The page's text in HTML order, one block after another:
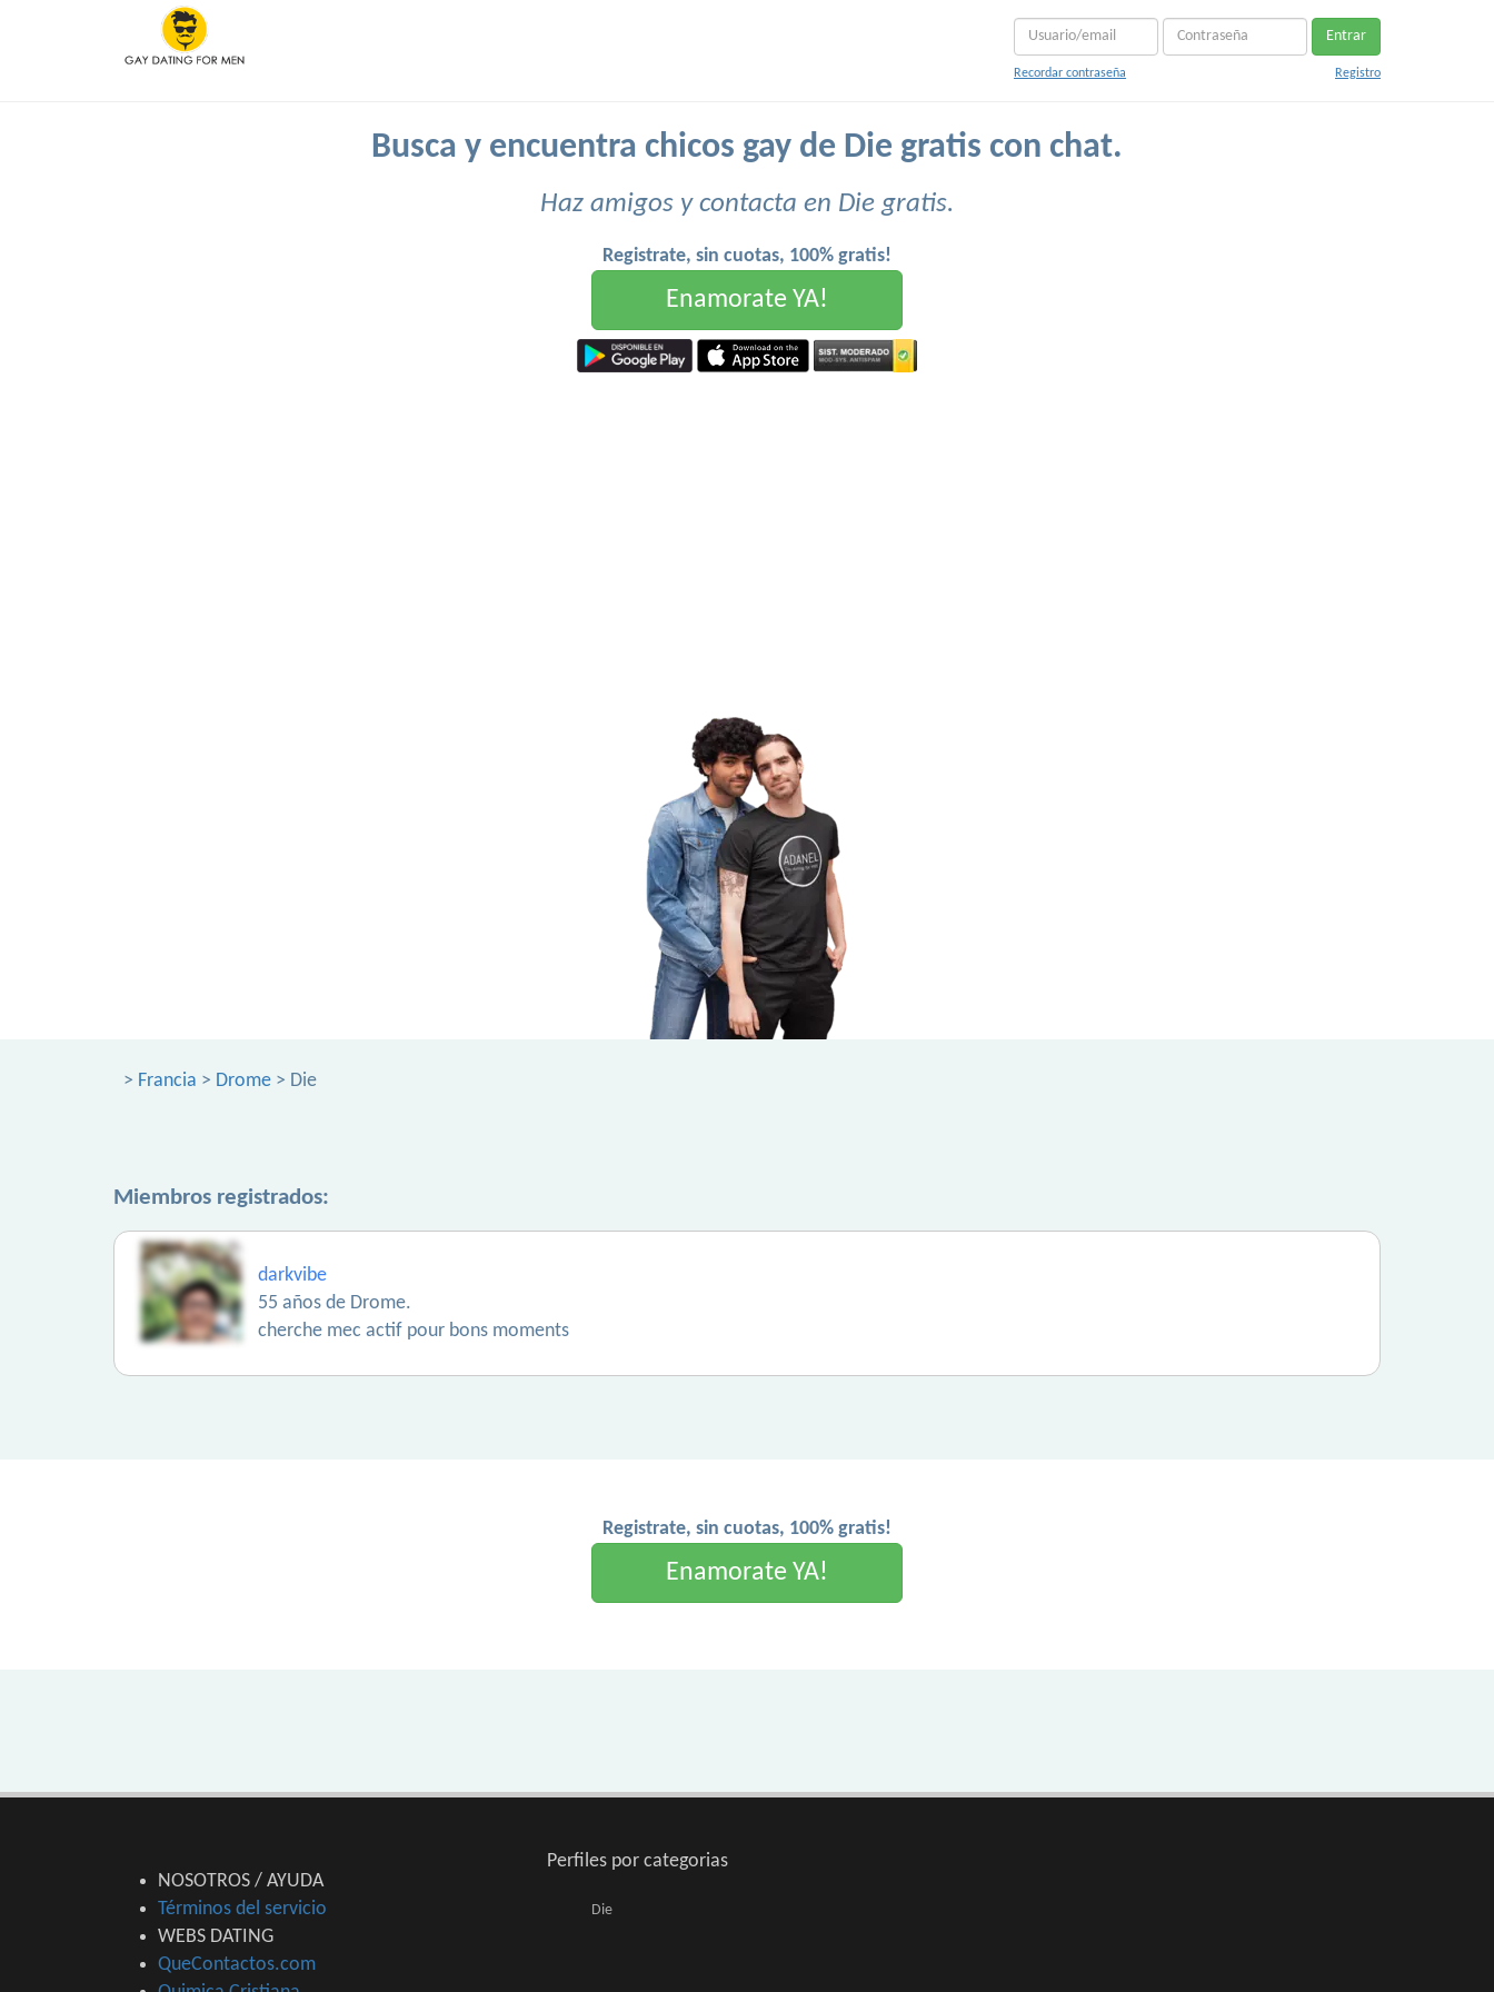
Entrar
Recordar contraseña Registro
Busca y encuentra chicos gay de Die gratis con chat.
Haz amigos y contacta en Die gratis.
Registrate, sin cuotas, 100% gratis!
Enamorate YA!
> Francia > Drome > Die
Miembros registrados:
darkvibe
55 años de Drome.
cherche mec actif pour bons moments
Registrate, sin cuotas, 100% gratis!
Enamorate YA!
NOSOTROS / AYUDA
Términos del servicio
WEBS DATING
QueContactos.com
Perfiles por categorias
Die